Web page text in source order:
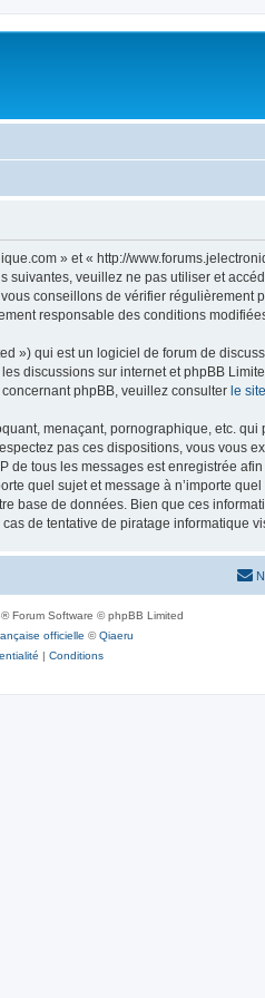
» et « http://
veuillez ne pas utiliser et
conseillons de vérifier régulièrement
responsable des conditions
») qui est un logiciel de forum de
discussions sur internet et phpBB
phpBB, veuillez consulter le
menaçant, pornographique, etc.
pas ces dispositions, vous vous
tous les messages est enregistrée
quel sujet et message à n’importe
de données. Bien que ces
de tentative de piratage informatique
® Forum Software © phpBB Limited
officielle ©Qiaeru
| Conditions